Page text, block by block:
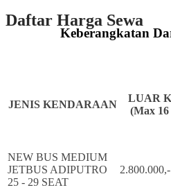
Daftar Harga Sewa
Keberangkatan
JENIS KENDARAAN
LUAR
(Max
NEW BUS MEDIUM
JETBUS ADIPUTRO
25 - 29 SEAT
2.800.000,-